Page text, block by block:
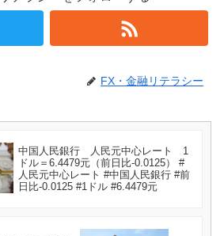
FX・金融リテラシー
中国人民銀行 人民元中心レート 1
ドル＝6.4479元（前日比-0.0125） #
人民元中心レート #中国人民銀行 #前
日比-0.0125 #1ドル #6.4479元